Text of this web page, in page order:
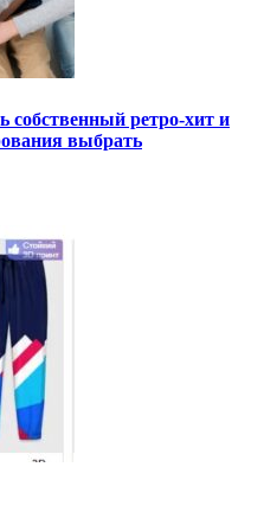
собственный ретро-хит и
выбрать